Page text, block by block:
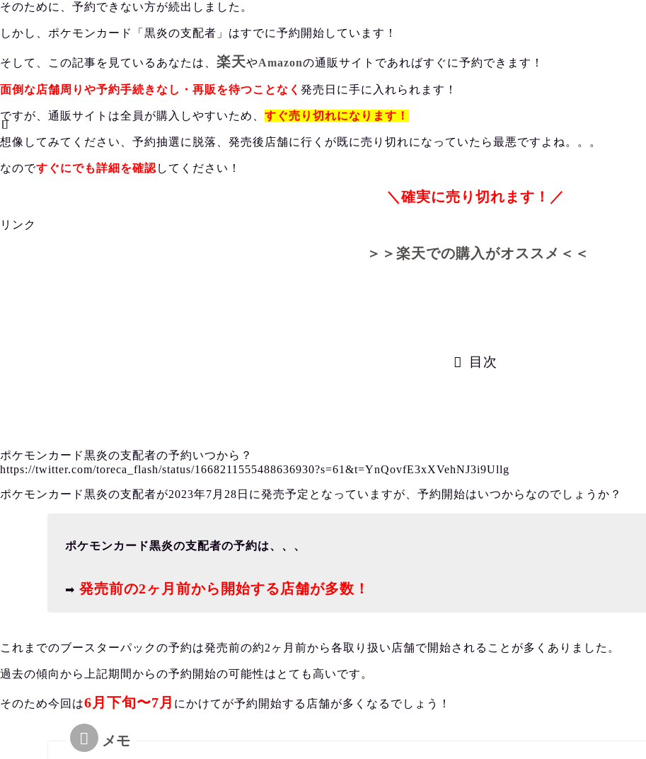
そのために、予約できない方が続出しました。
しかし、ポケモンカード「黒炎の支配者」はすでに予約開始しています！
そして、この記事を見ているあなたは、 楽天やAmazonの通販サイトであればすぐに予約できます！
面倒な店舗周りや予約手続きなし・再販を待つことなく 発売日に手に入れられます！
ですが、通販サイトは全員が購入しやすいため、 すぐ売り切れになります！
想像してみてください、予約抽選に脱落、発売後店舗に行くが既に売り切れになっていたら最悪ですよね。。。
なのですぐにでも詳細を確認 してください！
＼確実に売り切れます！／
リンク
＞＞楽天での購入がオススメ＜＜
目次
ポケモンカード黒炎の支配者の予約いつから？
https://twitter.com/toreca_flash/status/1668211555488636930?s=61&t=YnQovfE3xXVehNJ3i9Ullg
ポケモンカード黒炎の支配者が2023年7月28日に発売予定となっていますが、予約開始はいつからなのでしょうか？
ポケモンカード黒炎の支配者の予約は、、、
➡︎ 発売前の2ヶ月前から開始する店舗が多数！
これまでのブースターパックの予約は発売前の約2ヶ月前から各取り扱い店舗で開始されることが多くありました。
過去の傾向から上記期間からの予約開始の可能性はとても高いです。
そのため今回は6月下旬〜7月 にかけてが予約開始する店舗が多くなるでしょう！